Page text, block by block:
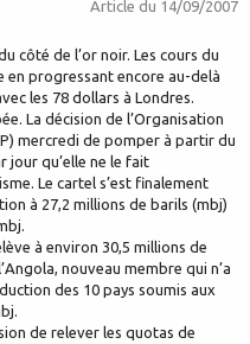
Article du 14/09/2007
côté de l’or noir. Les cours du
progressant encore au-delà
les 78 dollars à Londres.
La décision de l’Organisation
mercredi de pomper à partir du
jour qu’elle ne le fait
Le cartel s’est finalement
à 27,2 millions de barils (mbj)
à environ 30,5 millions de
nouveau membre qui n’a
des 10 pays soumis aux
de relever les quotas de